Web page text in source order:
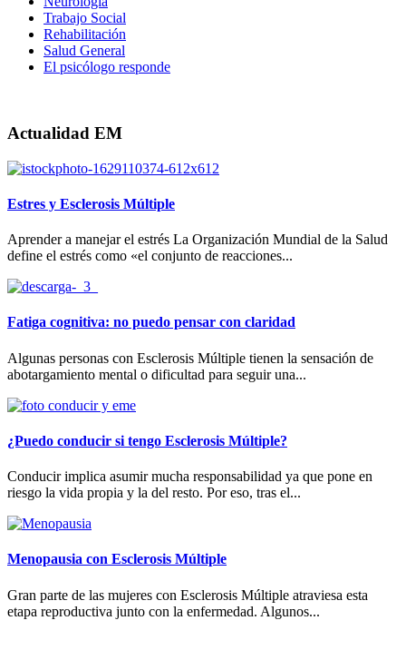
Trabajo Social
Rehabilitación
Salud General
El psicólogo responde
Actualidad EM
Estres y Esclerosis Múltiple
Aprender a manejar el estrés La Organización Mundial de la Salud
define el estrés como «el conjunto de reacciones...
Fatiga cognitiva: no puedo pensar con claridad
Algunas personas con Esclerosis Múltiple tienen la sensación de
abotargamiento mental o dificultad para seguir una...
¿Puedo conducir si tengo Esclerosis Múltiple?
Conducir implica asumir mucha responsabilidad ya que pone en
riesgo la vida propia y la del resto. Por eso, tras el...
Menopausia con Esclerosis Múltiple
Gran parte de las mujeres con Esclerosis Múltiple atraviesa esta
etapa reproductiva junto con la enfermedad. Algunos...